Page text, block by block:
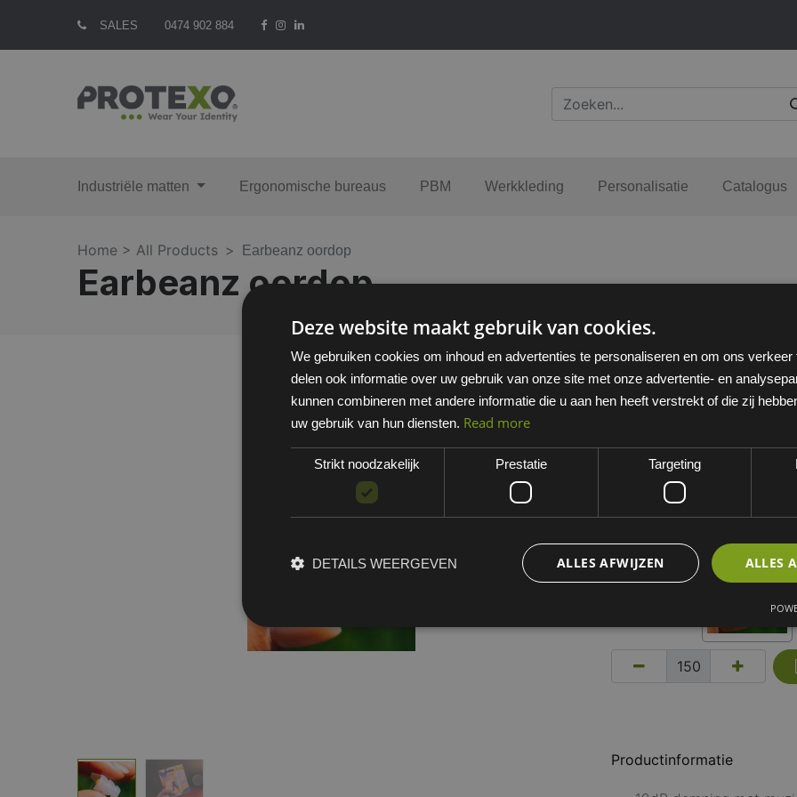
SALES 0474 902 884
Industriële matten Ergonomische bureaus PBM Werkkleding Personalisatie Catalogus
Home > All Products Earbeanz oordop
Earbeanz oordop
EAN: 0603000002PO
Minimum bestelhoeveelheid:
Kies een variant
Productinformatie
Deze website maakt gebruik van cookies.
We gebruiken cookies om inhoud en advertenties te personaliseren en om ons
delen ook informatie over uw gebruik van onze site met onze advertentie- en
kunnen combineren met andere informatie die u aan hen heeft verstrekt of die zij
uw gebruik van hun diensten. Read more
Strikt noodzakelijk Prestatie Targeting
ALLES
ALLES AFWIJZEN
DETAILS WEERGEVEN